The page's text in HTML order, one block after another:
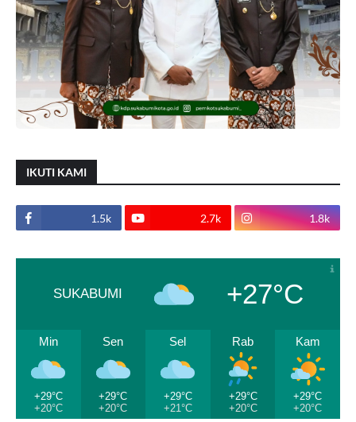
IKUTI KAMI
1.5k 2.7k 1.8k
SUKABUMI +27°C
Min
+29°C
+20°C
Sen
+29°C
+20°C
Sel
+29°C
+21°C
Rab
+29°C
+20°C
Kam
+29°C
+20°C